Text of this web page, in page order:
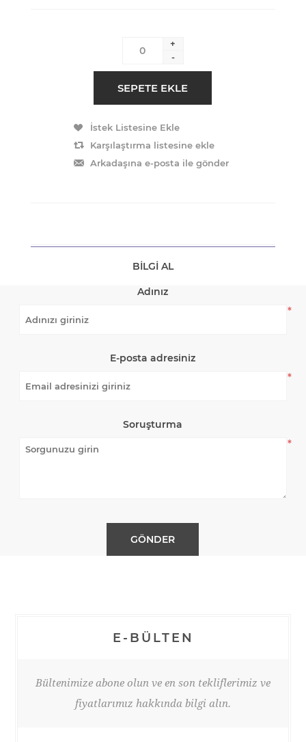
+
-
BILGI AL
Adınız
*
E-posta adresiniz
*
Soruşturma
*
E-BÜLTEN
Bültenimize abone olun ve en son tekliflerimiz ve
fiyatlarımız hakkında bilgi alın.